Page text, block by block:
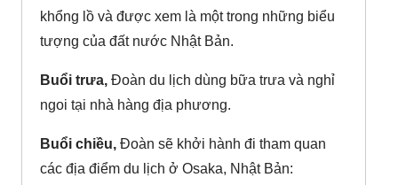
khổng lồ và được xem là một trong những biểu
tượng của đất nước Nhật Bản.
Buổi trưa, Đoàn du lịch dùng bữa trưa và nghỉ
ngoi tại nhà hàng địa phương.
Buổi chiều, Đoàn sẽ khởi hành đi tham quan
các địa điểm du lịch ở Osaka, Nhật Bản: